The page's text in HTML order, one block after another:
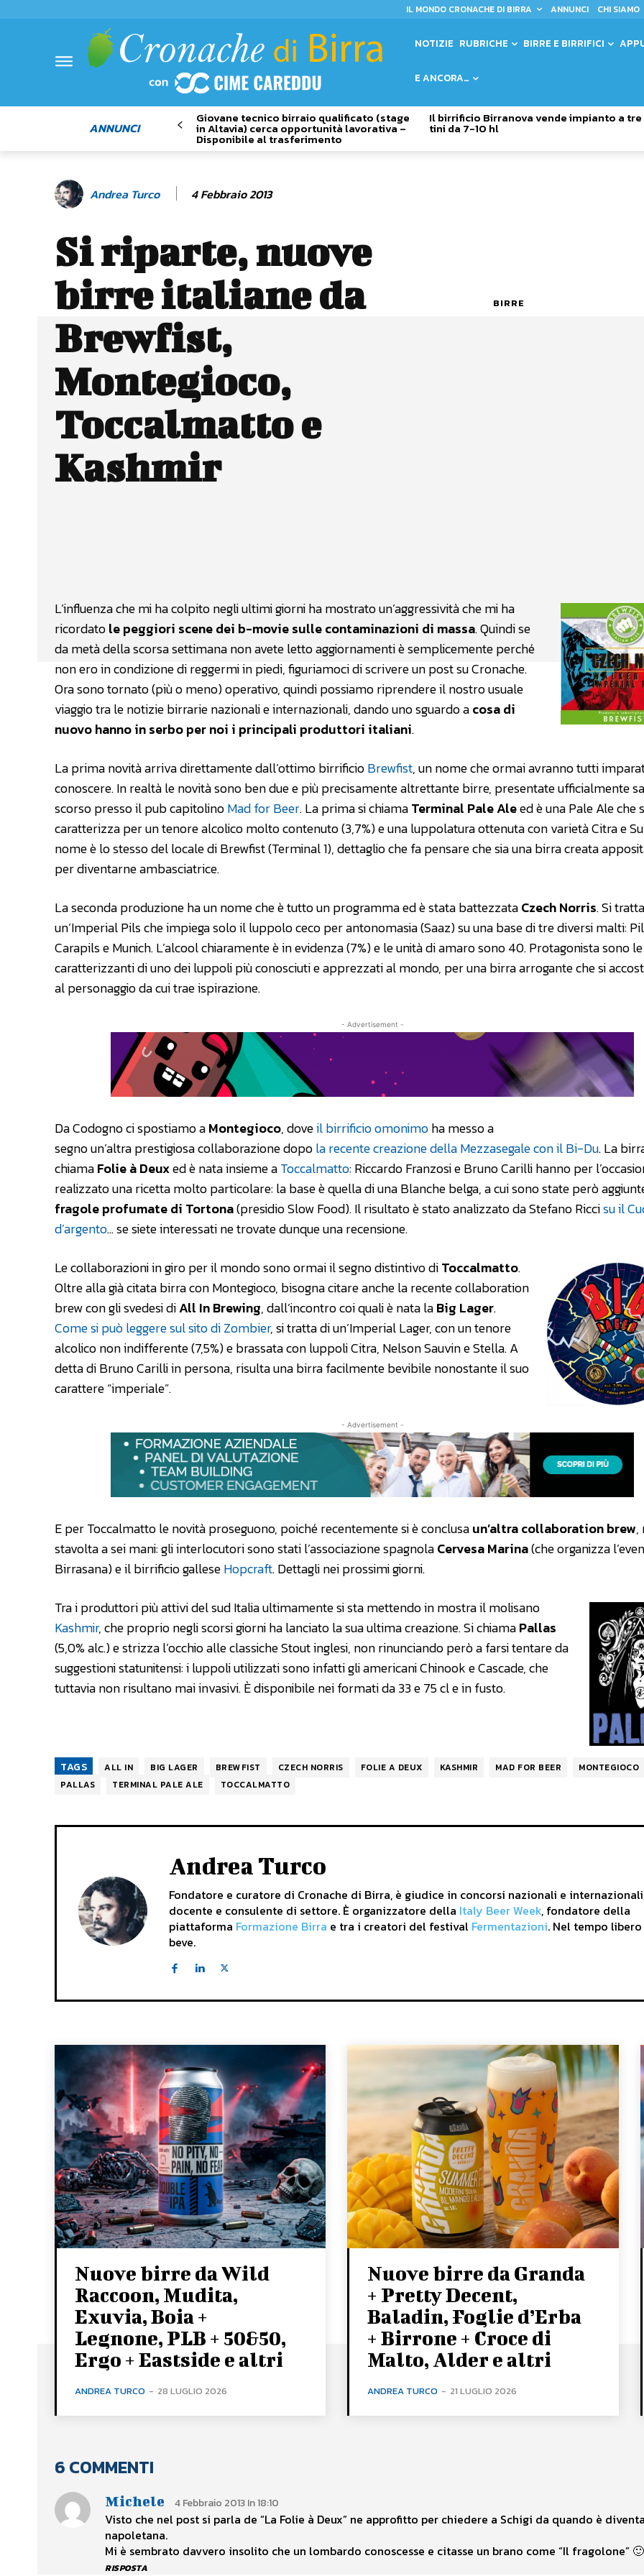
IL MONDO CRONACHE DI BIRRA ANNUNCI CHI SIAMO
NOTIZIE RUBRICHE BIRRE E BIRRIFICI
E ANCORA…
ANNUNCI
Giovane tecnico birraio qualificato (stage
in Altavia) cerca opportunità lavorativa –
Disponibile al trasferimento
Il birrificio Birranova vende impianto a tre
tini da 7-10 hl
Andrea Turco 4 Febbraio 2013
Si riparte, nuove
birre italiane da
Brewfist,
Montegioco,
Toccalmatto e
Kashmir
BIRRE
L’influenza che mi ha colpito negli ultimi giorni ha mostrato un’aggressività che mi ha
ricordatole peggiori scene dei b-movie sulle contaminazioni di massa. Quindi se
da metà della scorsa settimana non avete letto aggiornamenti è semplicemente perché
non ero in condizione di reggermi in piedi, figuriamoci di scrivere un post su Cronache.
Ora sono tornato (più o meno) operativo, quindi possiamo riprendere il nostro usuale
viaggio tra le notizie birrarie nazionali e internazionali, dando uno sguardo acosa di
nuovo hanno in serbo per noi i principali produttori italiani.
La prima novità arriva direttamente dall’ottimo birrificioBrewfist, un nome che ormai avranno tutti
conoscere. In realtà le novità sono ben due e più precisamente altrettante birre, presentate ufficialmente
scorso presso il pub capitolinoMad for Beer. La prima si chiamaTerminal Pale Aleed è una Pale Ale che
caratterizza per un tenore alcolico molto contenuto (3,7%) e una luppolatura ottenuta con varietà Citra e
nome è lo stesso del locale di Brewfist (Terminal 1), dettaglio che fa pensare che sia una birra creata
per diventarne ambasciatrice.
La seconda produzione ha un nome che è tutto un programma ed è stata battezzataCzech Norris. Si
un’Imperial Pils che impiega solo il luppolo ceco per antonomasia (Saaz) su una base di tre diversi malti:
Carapils e Munich. L’alcool chiaramente è in evidenza (7%) e le unità di amaro sono 40. Protagonista sono
caratterizzanti di uno dei luppoli più conosciuti e apprezzati al mondo, per una birra arrogante che si
al personaggio da cui trae ispirazione.
- Advertisement -
Da Codogno ci spostiamo aMontegioco, doveil birrificio omonimoha messo a
segno un’altra prestigiosa collaborazione dopola recente creazione della Mezzasegale con il Bi-Du. La
chiamaFolie à Deuxed è nata insieme aToccalmatto: Riccardo Franzosi e Bruno Carilli hanno per
realizzato una ricetta molto particolare: la base è quella di una Blanche belga, a cui sono state però
fragole profumate di Tortona(presidio Slow Food). Il risultato è stato analizzato da Stefano Riccisu il
d’argento… se siete interessati ne trovate dunque una recensione.
Le collaborazioni in giro per il mondo sono ormai il segno distintivo diToccalmatto.
Oltre alla già citata birra con Montegioco, bisogna citare anche la recente collaboration
brew con gli svedesi diAll In Brewing, dall’incontro coi quali è nata laBig Lager.
Come si può leggere sul sito di Zombier, si tratta di un’Imperial Lager, con un tenore
alcolico non indifferente (7,5%) e brassata con luppoli Citra, Nelson Sauvin e Stella. A
detta di Bruno Carilli in persona, risulta una birra facilmente bevibile nonostante il suo
carattere “imperiale”.
- Advertisement -
E per Toccalmatto le novità proseguono, poiché recentemente si è conclusaun’altra collaboration brew,
stavolta a sei mani: gli interlocutori sono stati l’associazione spagnolaCervesa Marina(che organizza
Birrasana) e il birrificio galleseHopcraft. Dettagli nei prossimi giorni.
Tra i produttori più attivi del sud Italia ultimamente si sta mettendo in mostra il molisano
Kashmir, che proprio negli scorsi giorni ha lanciato la sua ultima creazione. Si chiamaPallas
(5,0% alc.) e strizza l’occhio alle classiche Stout inglesi, non rinunciando però a farsi tentare da
suggestioni statunitensi: i luppoli utilizzati sono infatti gli americani Chinook e Cascade, che
tuttavia non risultano mai invasivi. È disponibile nei formati da 33 e 75 cl e in fusto.
TAGS ALL IN BIG LAGER BREWFIST CZECH NORRIS FOLIE A DEUX KASHMIR MAD FOR BEER
MONTEGIOCO
PALLAS
TERMINAL PALE ALE TOCCALMATTO
Andrea Turco
Fondatore e curatore di Cronache di Birra, è giudice in concorsi nazionali e
docente e consulente di settore. È organizzatore della Italy Beer Week, fondatore della
piattaforma Formazione Birra e tra i creatori del festival Fermentazioni. Nel tempo libero
beve.
Nuove birre da Wild
Raccoon, Mudita,
Exuvia, Boia +
Legnone, PLB + 50&50,
Ergo + Eastside e altri
ANDREA TURCO - 28 LUGLIO 2026
Nuove birre da Granda
+ Pretty Decent,
Baladin, Foglie d’Erba
+ Birrone + Croce di
Malto, Alder e altri
ANDREA TURCO - 21 LUGLIO 2026
6 COMMENTI
Michele 4 Febbraio 2013 In 18:10
Visto che nel post si parla de “La Folie à Deux” ne approfitto per chiedere a Schigi da quando è
napoletana.
Mi è sembrato davvero insolito che un lombardo conoscesse e citasse un brano come “Il fragolone”
RISPOSTA